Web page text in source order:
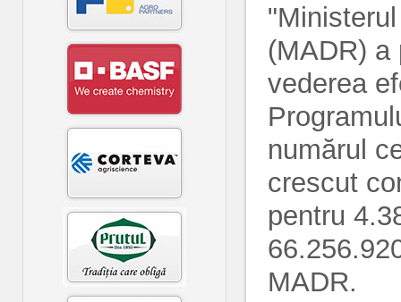
(MADR)
vederea
numărul
crescut
pentru
MADR.